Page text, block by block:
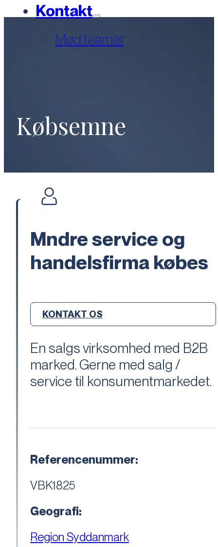
Kontakt
Mød teamet
Købsemne
Mndre service og
handelsfirma købes
KONTAKT OS
En salgs virksomhed med B2B
marked. Gerne med salg /
service til konsumentmarkedet.
Referencenummer:
VBK1825
Geografi:
Region Syddanmark